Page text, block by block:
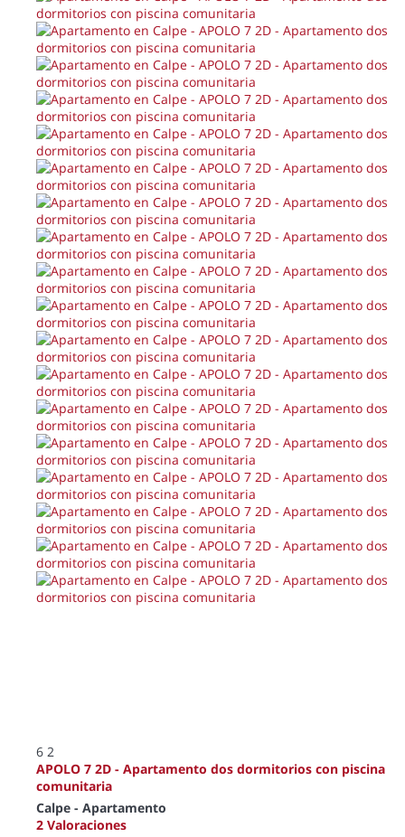
6 2
APOLO 7 2D - Apartamento dos dormitorios con piscina
comunitaria
Calpe - Apartamento
2 Valoraciones